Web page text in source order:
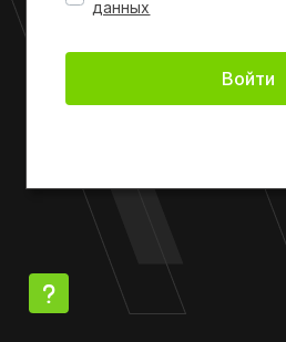
данных
Войти